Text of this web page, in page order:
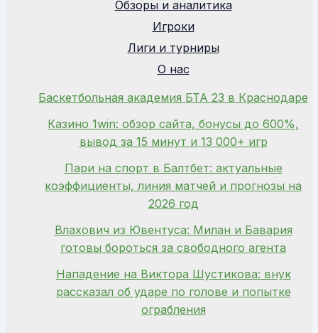
Обзоры и аналитика
Игроки
Лиги и турниры
О нас
Баскетбольная академия БТА 23 в Краснодаре
Казино 1win: обзор сайта, бонусы до 600%,
вывод за 15 минут и 13 000+ игр
Пари на спорт в Балтбет: актуальные
коэффициенты, линия матчей и прогнозы на
2026 год
Влахович из Ювентуса: Милан и Бавария
готовы бороться за свободного агента
Нападение на Виктора Шустикова: внук
рассказал об ударе по голове и попытке
ограбления